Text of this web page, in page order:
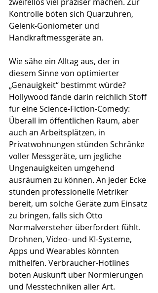
zweifellos viel präziser machen. Zur
Kontrolle böten sich Quarzuhren,
Gelenk-Goniometer und
Handkraftmessgeräte an.
Wie sähe ein Alltag aus, der in
diesem Sinne von optimierter
„Genauigkeit“ bestimmt würde?
Hollywood fände darin reichlich Stoff
für eine Science-Fiction-Comedy:
Überall im öffentlichen Raum, aber
auch an Arbeitsplätzen, in
Privatwohnungen stünden Schränke
voller Messgeräte, um jegliche
Ungenauigkeiten umgehend
ausräumen zu können. An jeder Ecke
stünden professionelle Metriker
bereit, um solche Geräte zum Einsatz
zu bringen, falls sich Otto
Normalversteher überfordert fühlt.
Drohnen, Video- und KI-Systeme,
Apps und Wearables könnten
mithelfen. Verbraucher-Hotlines
böten Auskunft über Normierungen
und Messtechniken aller Art.